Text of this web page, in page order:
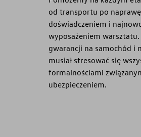
od transportu po
doświadczeniem i
wyposażeniem
gwarancji na samochód i
musiał stresować się
formalnościami
ubezpieczeniem.